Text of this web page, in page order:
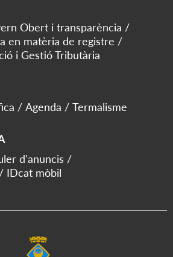
Obert i transparència
en matèria de registre
i Gestió Tributària
Agenda Termalisme
d'anuncis
IDcat mòbil